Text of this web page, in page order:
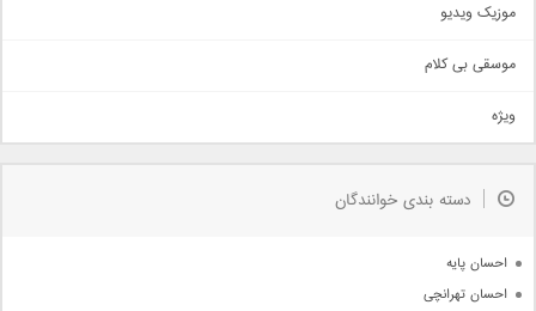
سنتی
اهنگ بندرعباسی
دمو
مذهبی
جدیدترین ها
موزیک ویدیو
موسقی بی کلام
ویژه
دسته بندی خوانندگان
احسان پایه
احسان تهرانچی